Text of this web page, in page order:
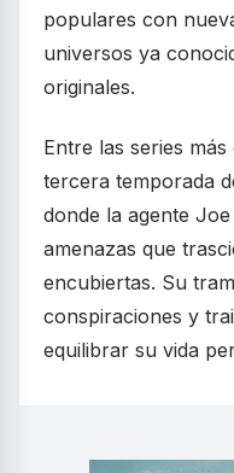
populares con
universos ya
originales.
Entre las series
tercera temporada
donde la agente
amenazas que
encubiertas. Su
conspiraciones y
equilibrar su vida